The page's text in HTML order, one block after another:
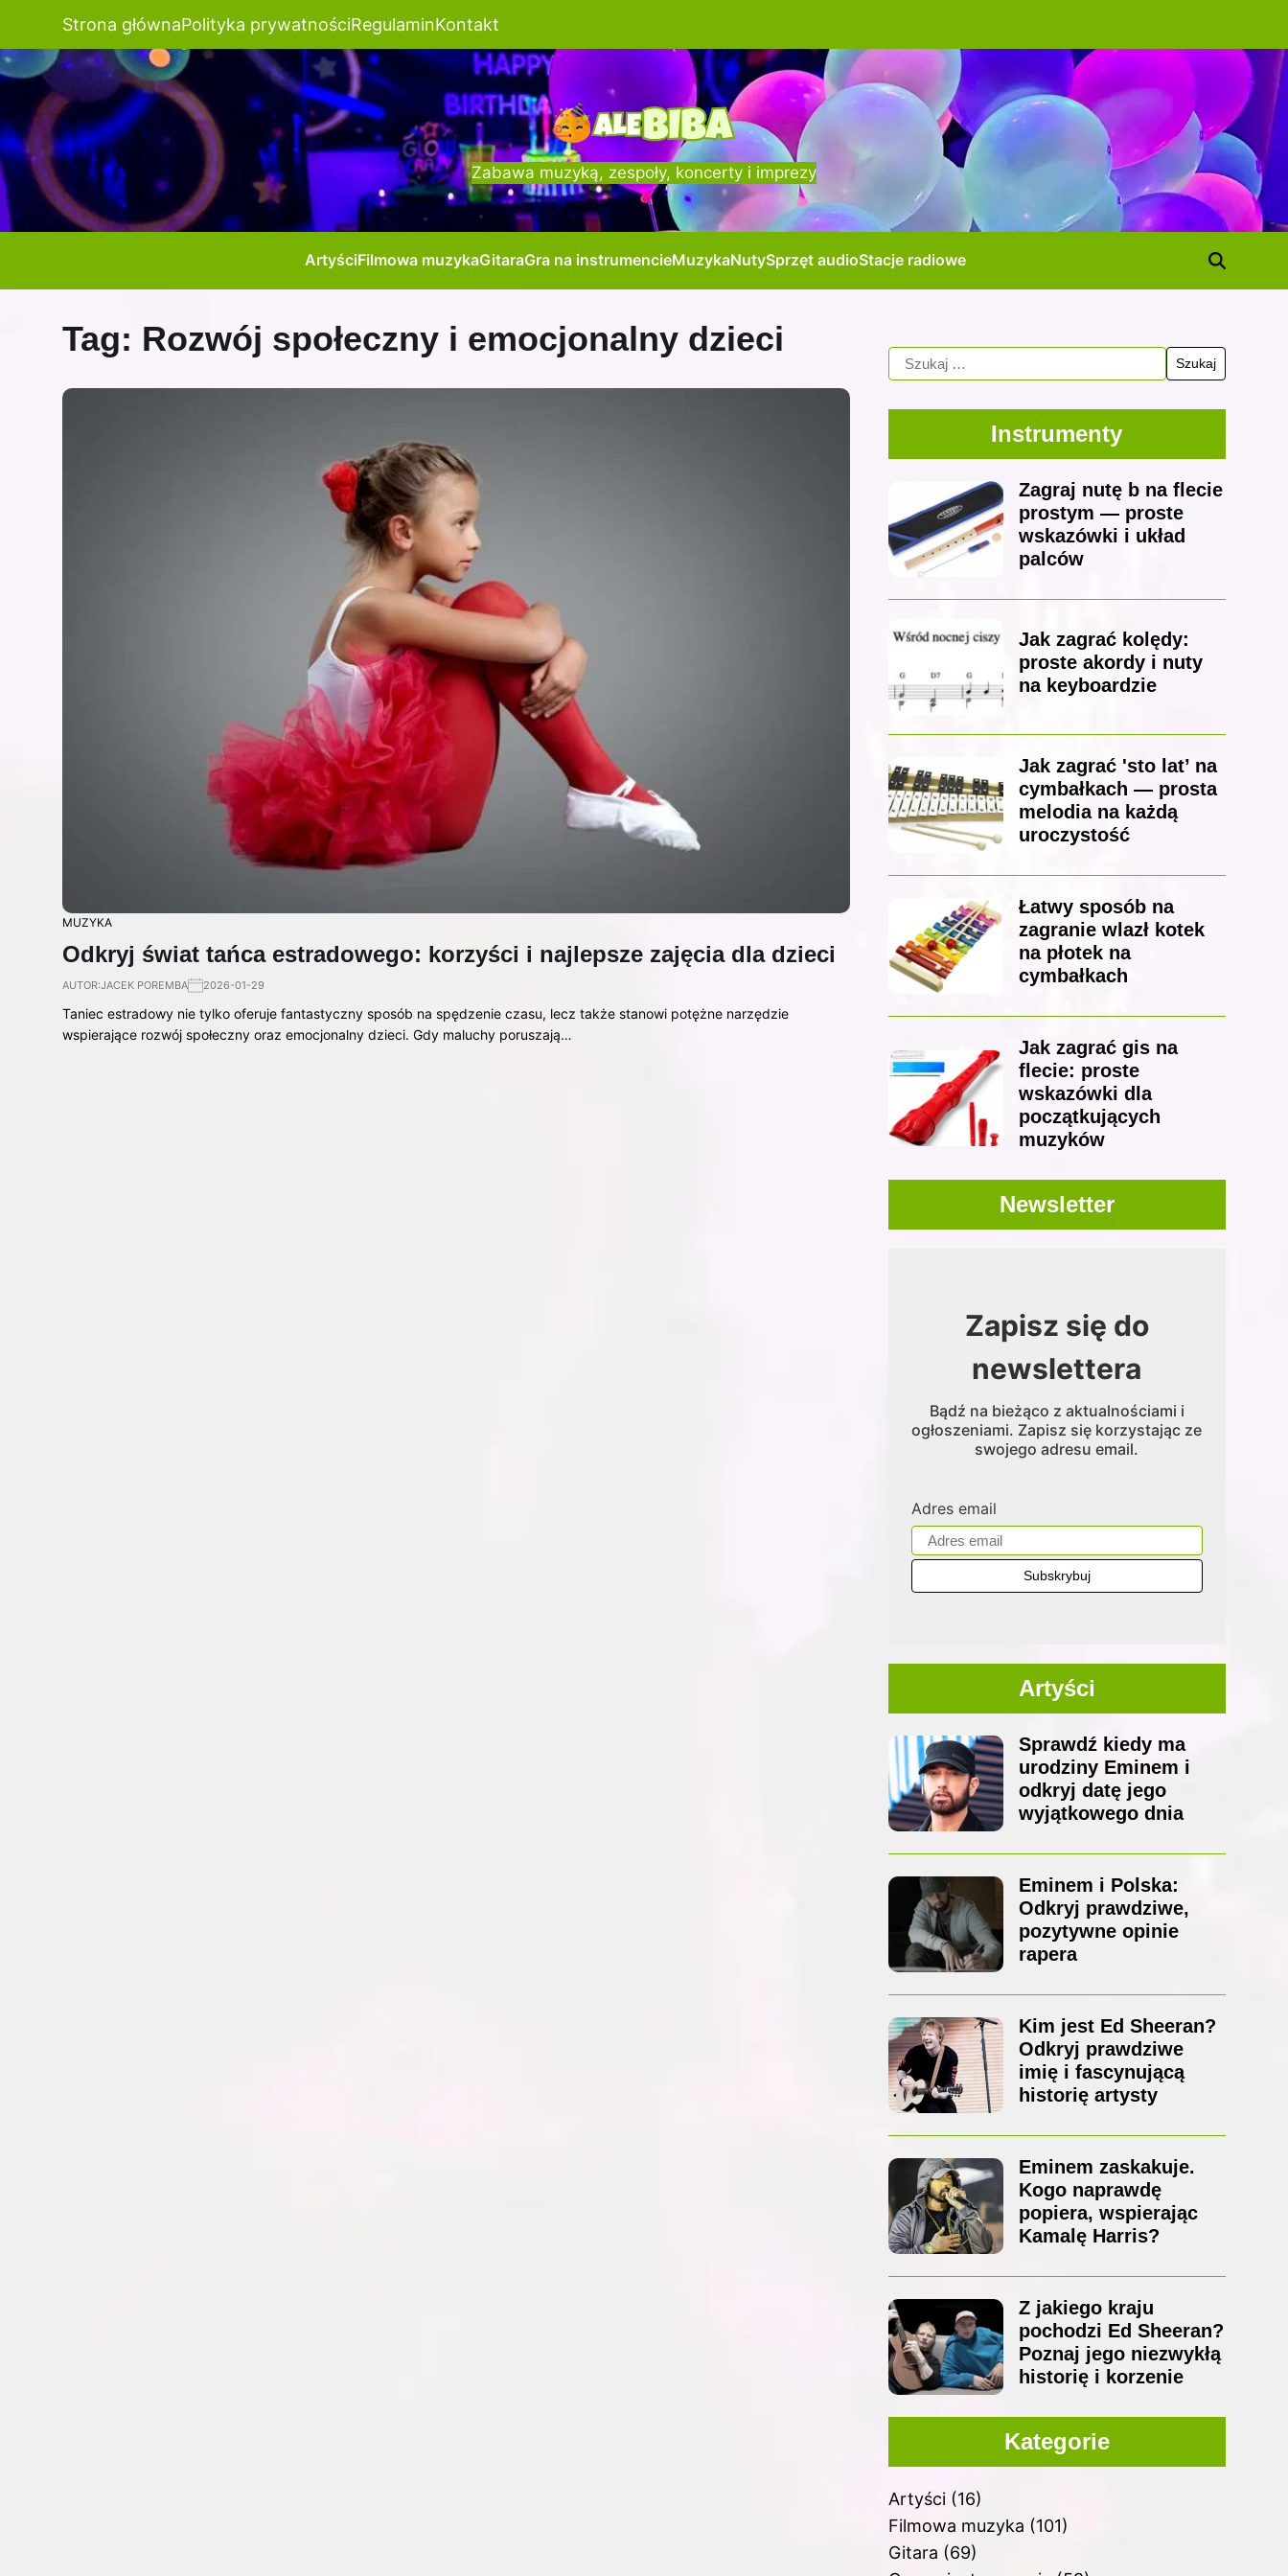
Strona głównaPolityka prywatnościRegulaminKontakt
Zabawa muzyką, zespoły, koncerty i imprezy
ArtyściFilmowa muzykaGitaraGra na instrumencieMuzykaNutySprzęt audioStacje radiowe
Tag: Rozwój społeczny i emocjonalny dzieci
MUZYKA
Odkryj świat tańca estradowego: korzyści i najlepsze zajęcia dla dzieci
AUTOR:JACEK POREMBA 2026-01-29
Taniec estradowy nie tylko oferuje fantastyczny sposób na spędzenie czasu, lecz także stanowi potężne narzędzie
wspierające rozwój społeczny oraz emocjonalny dzieci. Gdy maluchy poruszają…
Instrumenty
Zagraj nutę b na flecie
prostym — proste
wskazówki i układ
palców
Jak zagrać kolędy:
proste akordy i nuty
na keyboardzie
Jak zagrać 'sto lat’ na
cymbałkach — prosta
melodia na każdą
uroczystość
Łatwy sposób na
zagranie wlazł kotek
na płotek na
cymbałkach
Jak zagrać gis na
flecie: proste
wskazówki dla
początkujących
muzyków
Newsletter
Zapisz się do
newslettera
Bądź na bieżąco z aktualnościami i
ogłoszeniami. Zapisz się korzystając ze
swojego adresu email.
Adres email
Artyści
Sprawdź kiedy ma
urodziny Eminem i
odkryj datę jego
wyjątkowego dnia
Eminem i Polska:
Odkryj prawdziwe,
pozytywne opinie
rapera
Kim jest Ed Sheeran?
Odkryj prawdziwe
imię i fascynującą
historię artysty
Eminem zaskakuje.
Kogo naprawdę
popiera, wspierając
Kamalę Harris?
Z jakiego kraju
pochodzi Ed Sheeran?
Poznaj jego niezwykłą
historię i korzenie
Kategorie
Artyści(16)
Filmowa muzyka (101)
Gitara (69)